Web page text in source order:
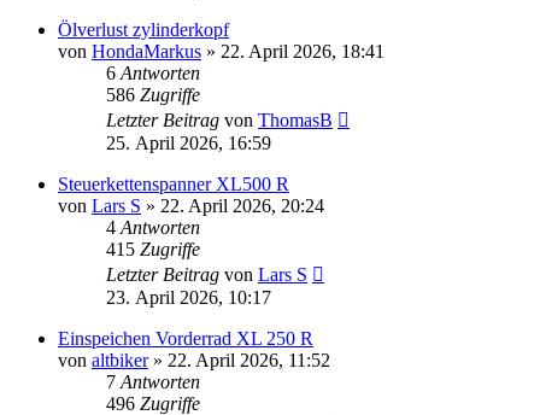
Ölverlust zylinderkopf
von HondaMarkus » 22. April 2026, 18:41
6 Antworten
586 Zugriffe
Letzter Beitrag von ThomasB
25. April 2026, 16:59
Steuerkettenspanner XL500 R
von Lars S » 22. April 2026, 20:24
4 Antworten
415 Zugriffe
Letzter Beitrag von Lars S
23. April 2026, 10:17
Einspeichen Vorderrad XL 250 R
von altbiker» 22. April 2026, 11:52
7 Antworten
496 Zugriffe